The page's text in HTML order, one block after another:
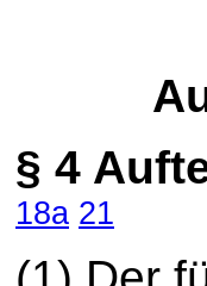
§ 4
18a 21